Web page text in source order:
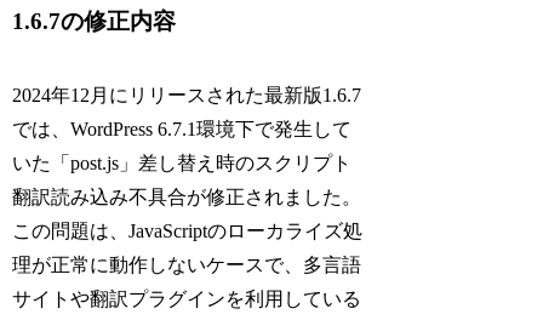
1.6.7の修正内容
2024年12月にリリースされた最新版1.6.7
では、WordPress 6.7.1環境下で発生して
いた「post.js」差し替え時のスクリプト
翻訳読み込み不具合が修正されました。
この問題は、JavaScriptのローカライズ処
理が正常に動作しないケースで、多言語
サイトや翻訳プラグインを利用している